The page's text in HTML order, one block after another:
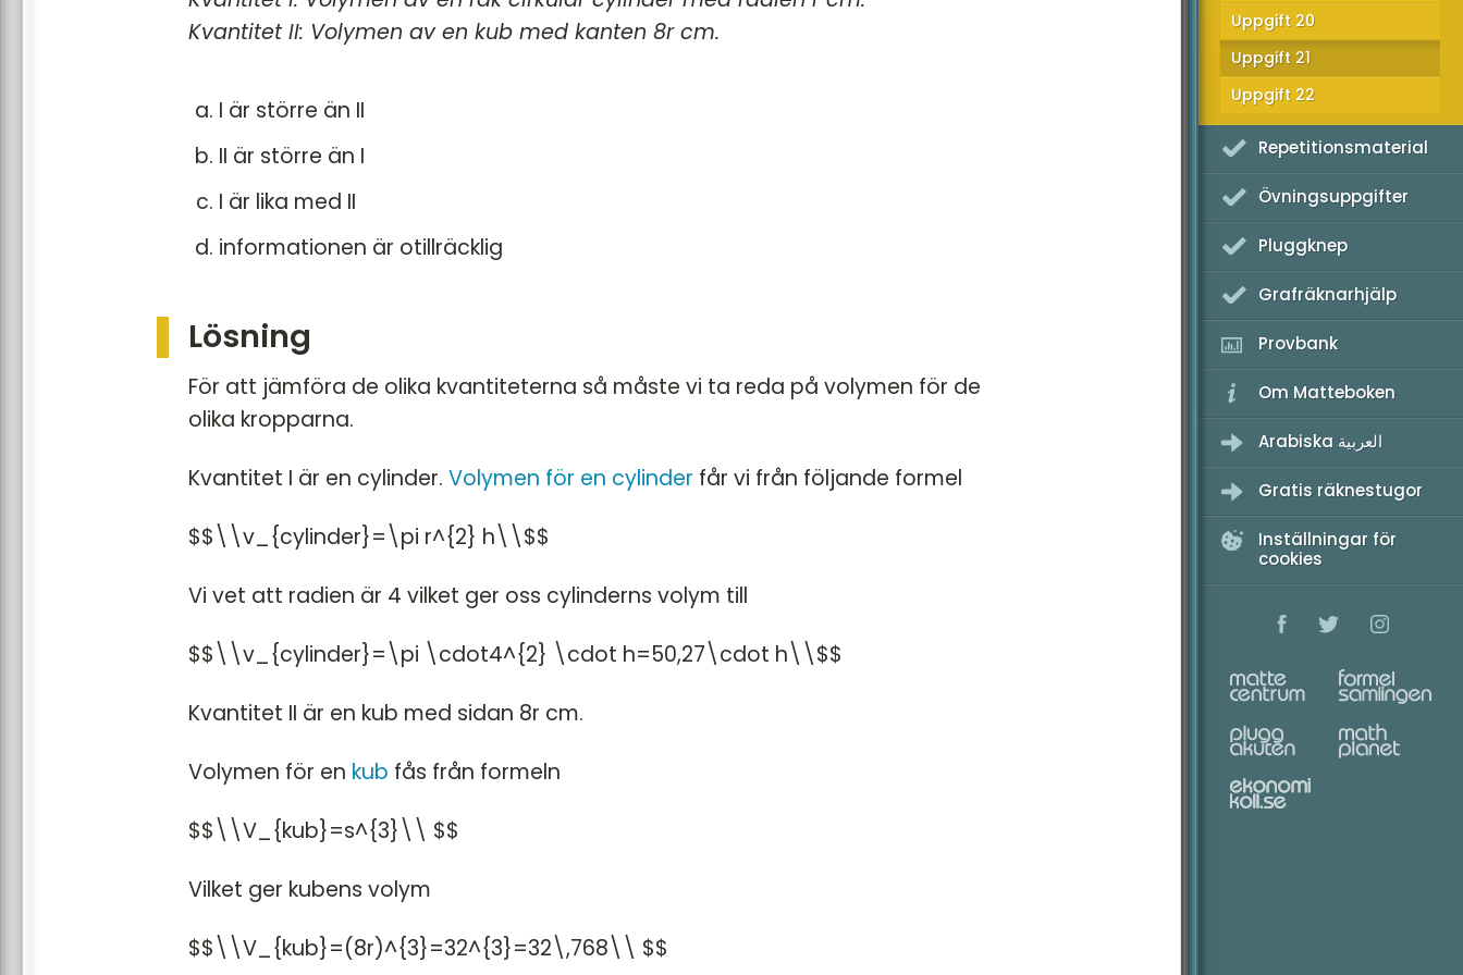
Kvantitet II: Volymen av en kub med kanten 8r cm.
I är större än II
II är större än I
I är lika med II
informationen är otillräcklig
Lösning
För att jämföra de olika kvantiteterna så måste vi ta reda på volymen för de
olika kropparna.
Kvantitet I är en cylinder. Volymen för en cylinder får vi från följande formel
$$\\v_{cylinder}=\pi r^{2} h\\$$
Vi vet att radien är 4 vilket ger oss cylinderns volym till
$$\\v_{cylinder}=\pi \cdot4^{2} \cdot h=50,27\cdot h\\$$
Kvantitet II är en kub med sidan 8r cm.
Volymen för en kub fås från formeln
$$\\V_{kub}=s^{3}\\ $$
Vilket ger kubens volym
$$\\V_{kub}=(8r)^{3}=32^{3}=32\,768\\ $$
HT 2022
VT 2022 - maj
Uppgift 20
Uppgift 21
Uppgift 22
Repetitionsmaterial
Övningsuppgifter
Pluggknep
Grafräknarhjälp
Provbank
Om Matteboken
Arabiska العربية
Gratis räknestugor
Inställningar för
cookies